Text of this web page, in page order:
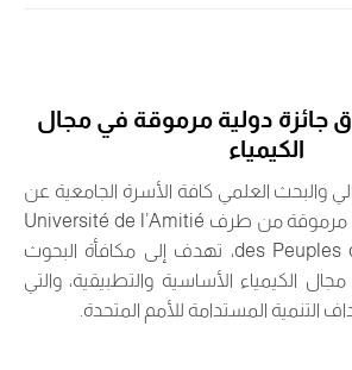
جائزة دولية مرموقة في مجال
الكيمياء
والبحث العلمي كافة الأسرة الجامعية عن
مرموقة من طرف Université de l’Amitié
des Peuples، تهدف إلى مكافأة البحوث
الكيمياء الأساسية والتطبيقية، والتي
التنمية المستدامة للأمم المتحدة.